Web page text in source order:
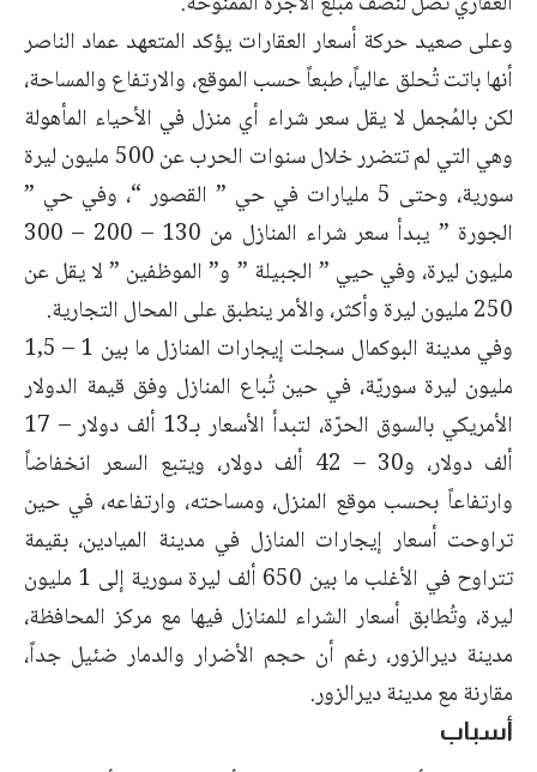
وعلى صعيد حركة أسعار العقارات يؤكد المتعهد عماد الناصر
أنها باتت تُحلق عالياً، طبعاً حسب الموقع، والارتفاع والمساحة،
لكن بالمُجمل لا يقل سعر شراء أي منزل في الأحياء المأهولة
وهي التي لم تتضرر خلال سنوات الحرب عن 500 مليون ليرة
سورية، وحتى 5 مليارات في حي ” القصور “، وفي حي ”
الجورة ” يبدأ سعر شراء المنازل من 130 – 200 – 300
مليون ليرة، وفي حيي ” الجبيلة ” و” الموظفين ” لا يقل عن
250 مليون ليرة وأكثر، والأمر ينطبق على المحال التجارية.
وفي مدينة البوكمال سجلت إيجارات المنازل ما بين 1 – 1,5
مليون ليرة سوريّة، في حين تُباع المنازل وفق قيمة الدولار
الأمريكي بالسوق الحرّة، لتبدأ الأسعار بـ13 ألف دولار – 17
ألف دولار، و30 – 42 ألف دولار، ويتبع السعر انخفاضاً
وارتفاعاً بحسب موقع المنزل، ومساحته، وارتفاعه، في حين
تراوحت أسعار إيجارات المنازل في مدينة الميادين، بقيمة
تتراوح في الأغلب ما بين 650 ألف ليرة سورية إلى 1 مليون
ليرة، وتُطابق أسعار الشراء للمنازل فيها مع مركز المحافظة،
مدينة ديرالزور، رغم أن حجم الأضرار والدمار ضئيل جداً،
مقارنة مع مدينة ديرالزور.
أسباب